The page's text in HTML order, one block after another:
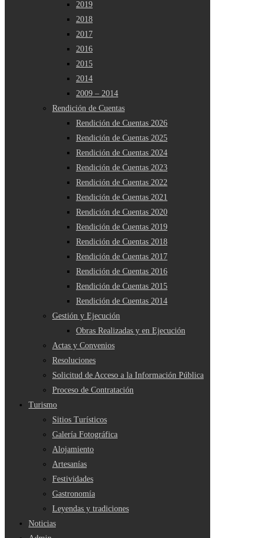
2019
2018
2017
2016
2015
2014
2009 – 2014
Rendición de Cuentas
Rendición de Cuentas 2026
Rendición de Cuentas 2025
Rendición de Cuentas 2024
Rendición de Cuentas 2023
Rendición de Cuentas 2022
Rendición de Cuentas 2021
Rendición de Cuentas 2020
Rendición de Cuentas 2019
Rendición de Cuentas 2018
Rendición de Cuentas 2017
Rendición de Cuentas 2016
Rendición de Cuentas 2015
Rendición de Cuentas 2014
Gestión y Ejecución
Obras Realizadas y en Ejecución
Actas y Convenios
Resoluciones
Solicitud de Acceso a la Información Pública
Proceso de Contratación
Turismo
Sitios Turísticos
Galería Fotográfica
Alojamiento
Artesanías
Festividades
Gastronomía
Leyendas y tradiciones
Noticias